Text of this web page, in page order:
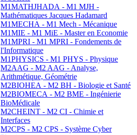
M1MATHJHADA - M1 MJH -
Mathématiques Jacques Hadamard
M1MECHA - M1 Mech - Mécanique
M1MIE - M1 MiE - Master en Economie
M1MPRI - M1 MPRI - Fondements de
l'Informatique
M1PHYSICS - M1 PHYS - Physique
M2AAG - M2 AAG - Analyse,
Arithmétique, Géométrie
M2BIOHEA - M2 BH - Biologie et Santé
M2BIOMECA - M2 BME - Ingénierie
BioMédicale
M2CHEINT - M2 CI - Chimie et
Interfaces
M2CPS - M2 CPS - Système Cyber